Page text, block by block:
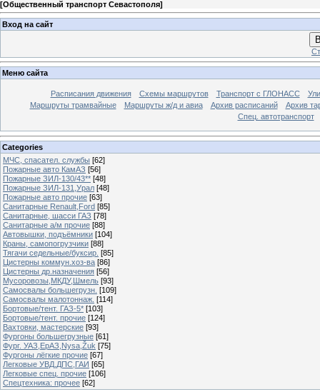
[Общественный транспорт Севастополя]
Вход на сайт
Меню сайта
Расписания движения Схемы маршрутов Транспорт с ГЛОНАСС
Маршруты трамвайные
Маршруты ж/д и авиа Архив расписаний
Архив
Спец. автотранспорт
Categories
МЧС, спасател. службы [62]
Пожарные авто КамАЗ [56]
Пожарные ЗИЛ-130/43** [48]
Пожарные ЗИЛ-131,Урал [48]
Пожарные авто прочие [63]
Санитарные Renault,Ford [85]
Санитарные, шасси ГАЗ [78]
Санитарные а/м прочие [88]
Автовышки, подъёмники [104]
Краны, самопогрузчики [88]
Тягачи седельные/буксир. [85]
Цистерны коммун.хоз-ва [86]
Цистерны др.назначения [56]
Мусоровозы,МКДУ,Шмель [93]
Самосвалы большегрузн. [109]
Самосвалы малотоннаж. [114]
Бортовые/тент. ГАЗ-5* [103]
Бортовые/тент. прочие [124]
Вахтовки, мастерские [93]
Фургоны большегрузные [61]
Фург. УАЗ,ЕрАЗ,Nysa,Žuk [75]
Фургоны лёгкие прочие [67]
Легковые УВД,ДПС,ГАИ [65]
Легковые спец. прочие [106]
Спецтехника: прочее [62]